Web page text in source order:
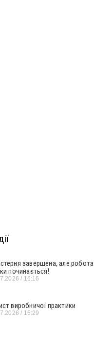
завершена, але робота
починається!
16:16
виробничої практики
16:29